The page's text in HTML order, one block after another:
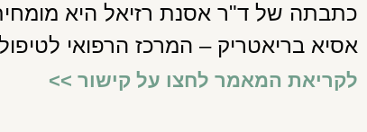
כתבתה של ד"ר אסנת רזיאל היא
אסיא בריאטריק – המרכז הרפואי
לקריאת המאמר לחצו על קישור >>